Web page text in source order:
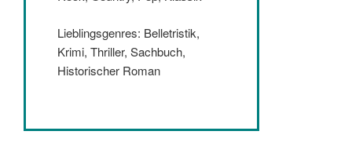
Lieblingsgenres: Belletristik,
Krimi, Thriller, Sachbuch,
Historischer Roman